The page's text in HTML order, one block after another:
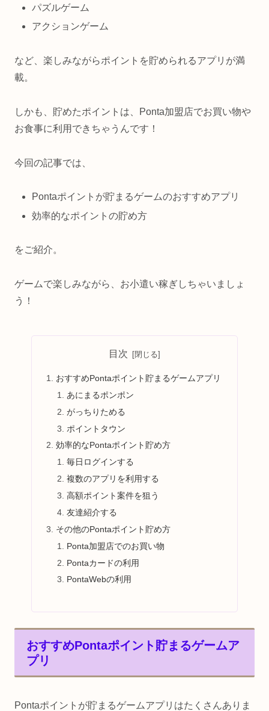
パズルゲーム
アクションゲーム
など、楽しみながらポイントを貯められるアプリが満
載。
しかも、貯めたポイントは、Ponta加盟店でお買い物や
お食事に利用できちゃうんです！
今回の記事では、
Pontaポイントが貯まるゲームのおすすめアプリ
効率的なポイントの貯め方
をご紹介。
ゲームで楽しみながら、お小遣い稼ぎしちゃいましょ
う！
目次
おすすめPontaポイント貯まるゲームアプリ
あにまるポンポン
がっちりためる
ポイントタウン
効率的なPontaポイント貯め方
毎日ログインする
複数のアプリを利用する
高額ポイント案件を狙う
友達紹介する
その他のPontaポイント貯め方
Ponta加盟店でのお買い物
Pontaカードの利用
PontaWebの利用
おすすめPontaポイント貯まるゲームア
プリ
Pontaポイントが貯まるゲームアプリはたくさんありま